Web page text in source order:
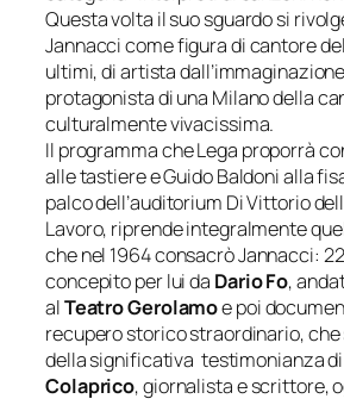
Questa volta il suo sguardo si
Jannacci come figura di cantore
ultimi, di artista
protagonista di una Milano della
culturalmente vivacissima.
Il programma che Lega proporrà
alle tastiere e Guido Baldoni alla
palco dell’auditorium Di Vittorio
Lavoro, riprende integralmente
che nel 1964 consacrò Jannacci:
concepito per lui da Dario Fo,
alTeatro Gerolamoe poi
recupero storico straordinario,
della significativa testimonianza di
Colaprico, giornalista e scrittore,